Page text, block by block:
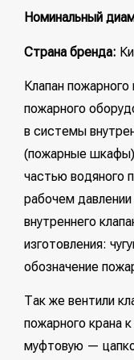
Номинальный
Страна бренда:
Клапан
пожарного
в системы
(пожарные
частью водяного
рабочем
внутреннего
изготовления:
обозначение
Так же вентили
пожарного крана
муфтовую —